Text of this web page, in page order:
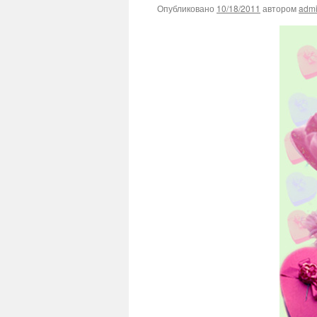
Опубликовано 10/18/2011 автором